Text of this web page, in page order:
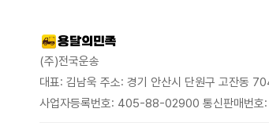
(주)전국운송
대표: 김남욱 주소: 경기 안산시 단원구 고잔동
사업자등록번호: 405-88-02900 통신판매번